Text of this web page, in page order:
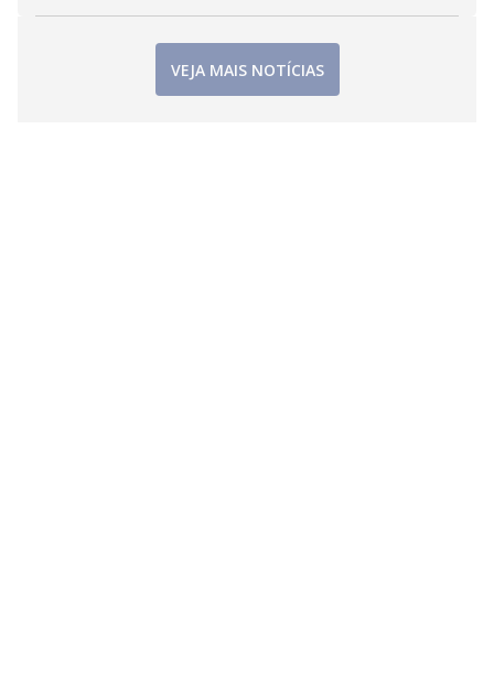
VEJA MAIS NOTÍCIAS